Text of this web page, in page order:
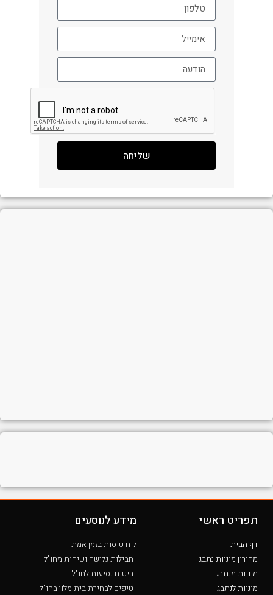
שליחה
תפריט ראשי
דף הבית
מחירון מוניות נתבג
מוניות מנתבג
מוניות לנתבג
מידע לנוסעים
לוח טיסות בזמן אמת
חבילות גלישה ושיחות מחו"ל
ביטוח נסיעות לחו"ל
טיפים לבחירת בית מלון בחו"ל